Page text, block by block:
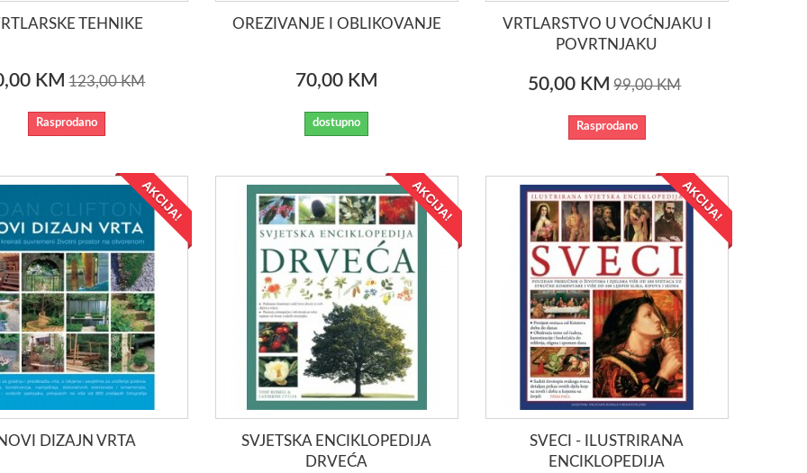
TEHNIKE
KM 123,00 KM
Rasprodano
OREZIVANJE I OBLIKOVANJE
70,00 KM
dostupno
VRTLARSTVO U VOĆNJAKU I
POVRTNJAKU
50,00 KM 99,00 KM
Rasprodano
AKCIJA!
DIZAJN VRTA
AKCIJA!
SVJETSKA ENCIKLOPEDIJA
DRVEĆA
AKCIJA!
SVECI - ILUSTRIRANA
ENCIKLOPEDIJA